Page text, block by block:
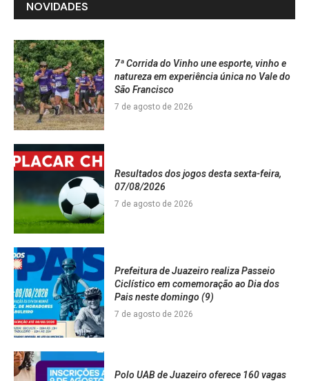
NOVIDADES
7ª Corrida do Vinho une esporte, vinho e
natureza em experiência única no Vale do
São Francisco
7 de agosto de 2026
Resultados dos jogos desta sexta-feira,
07/08/2026
7 de agosto de 2026
Prefeitura de Juazeiro realiza Passeio
Ciclístico em comemoração ao Dia dos
Pais neste domingo (9)
7 de agosto de 2026
Polo UAB de Juazeiro oferece 160 vagas